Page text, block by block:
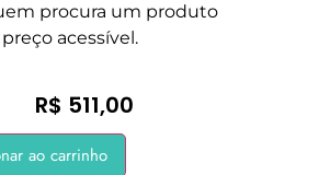
procura um produto
acessível.
R$ 511,00
ao carrinho